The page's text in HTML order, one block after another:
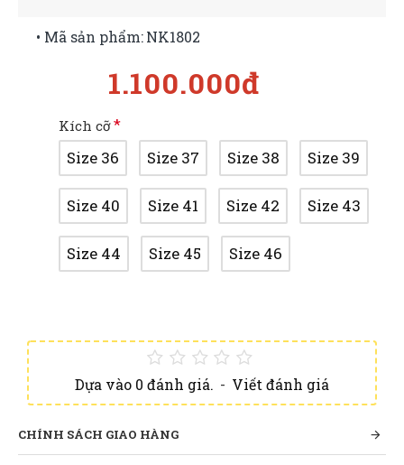
Dựa vào 0 đánh giá. - Viết đánh giá
1.100.000đ
• Mã sản phẩm:NK1802
Kích cỡ
Size 36 Size 37 Size 38 Size 39
Size 40 Size 41 Size 42 Size 43
Size 44 Size 45 Size 46
CHÍNH SÁCH GIAO HÀNG